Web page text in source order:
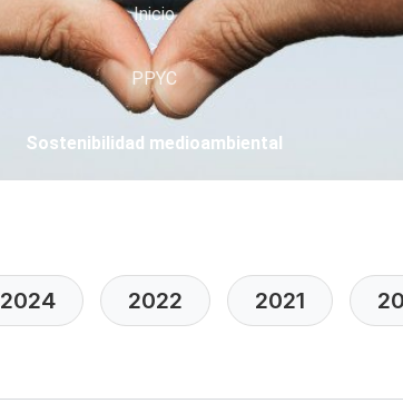
Inicio
>
PPYC
>
Sostenibilidad medioambiental
2024 2022 2021